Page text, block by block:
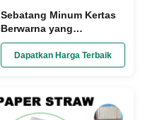
Sebatang Minum Kertas
Berwarna yang
Disesuaikan yang Dibuat
dari Bagasse untuk
Minuman Ramah
Dapatkan Harga Terbaik